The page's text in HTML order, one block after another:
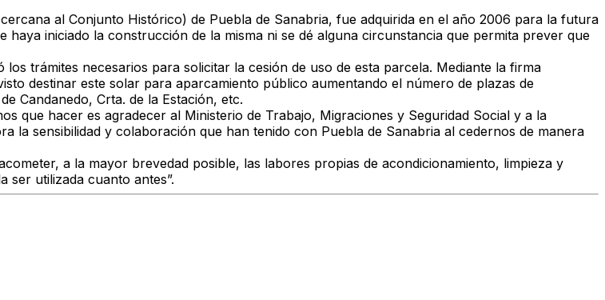
al Conjunto Histórico) de Puebla de Sanabria, fue adquirida en el año 2006 para la futura
iniciado la construcción de la misma ni se dé alguna circunstancia que permita prever que
trámites necesarios para solicitar la cesión de uso de esta parcela. Mediante la firma
destinar este solar para aparcamiento público aumentando el número de plazas de
Candanedo, Crta. de la Estación, etc.
que hacer es agradecer al Ministerio de Trabajo, Migraciones y Seguridad Social y a la
la sensibilidad y colaboración que han tenido con Puebla de Sanabria al cedernos de manera
a la mayor brevedad posible, las labores propias de acondicionamiento, limpieza y
ser utilizada cuanto antes”.